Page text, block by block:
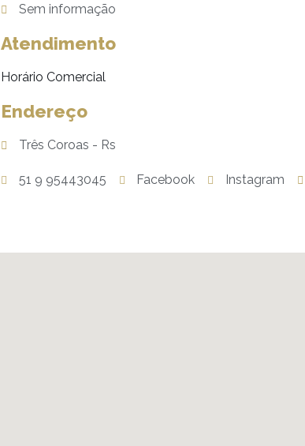
Sem informação
Atendimento
Horário Comercial
Endereço
Três Coroas - Rs
51 9 95443045 Facebook Instagram